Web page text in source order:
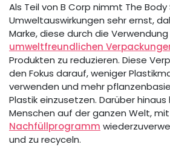
Als Teil von B Corp nimmt The Body
Umweltauswirkungen sehr ernst,
Marke, diese durch die
umweltfreundlichen
Produkten zu reduzieren. Diese
den Fokus darauf, weniger
verwenden und mehr
Plastik einzusetzen. Darüber
Menschen auf der ganzen Welt,
Nachfüllprogramm
und zu recyceln.